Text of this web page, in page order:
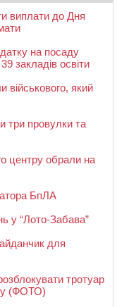
виплати до Дня
на посаду
закладів освіти
військового, який
три провулки та
центру обрали на
БпЛА
у “Лото-Забава”
для
тротуар
(ФОТО)